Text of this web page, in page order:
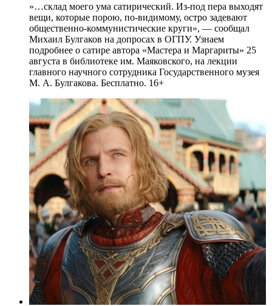
»…склад моего ума сатирический. Из-под пера выходят
вещи, которые порою, по-видимому, остро задевают
общественно-коммунистические круги», — сообщал
Михаил Булгаков на допросах в ОГПУ. Узнаем
подробнее о сатире автора «Мастера и Маргариты» 25
августа в библиотеке им. Маяковского, на лекции
главного научного сотрудника Государственного музея
М. А. Булгакова. Бесплатно. 16+